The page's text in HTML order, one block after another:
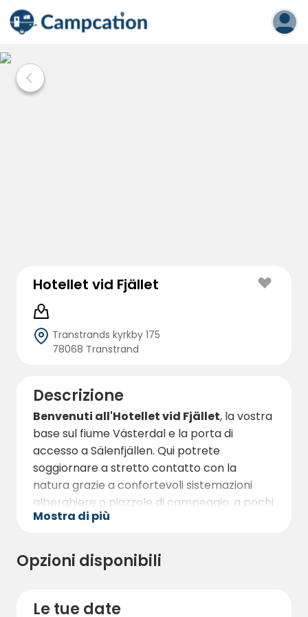
Hotellet vid Fjället
Transtrands kyrkby 175
78068 Transtrand
Descrizione
Benvenuti all'Hotellet vid Fjället, la vostra
base sul fiume Västerdal e la porta di
accesso a Sälenfjällen. Qui potrete
soggiornare a stretto contatto con la
natura grazie a confortevoli sistemazioni
alberghiere o piazzole di campeggio, a pochi
minuti dalle piste da sci, dai sentieri
Vasaloppet. Sistemazioni per il relax e
l'avventura, tutto l'anno.
posizione lungo il fiume Västerdal a
Mostra di più
Opzioni disponibili
Le tue date